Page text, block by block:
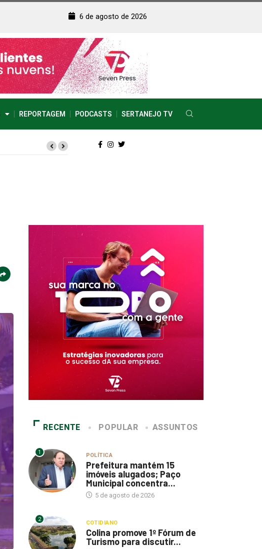
6 de agosto de 2026
REPORTAGEM PODCASTS SERTANEJO TV
RECENTE POPULAR ASSUNTOS
1 POLÍTICA
Prefeitura mantém 15
imóveis alugados; Paço
Municipal concentra...
5 de agosto de 2026
2 COTIDIANO
Colina promove 1º Fórum de
Turismo para discutir...